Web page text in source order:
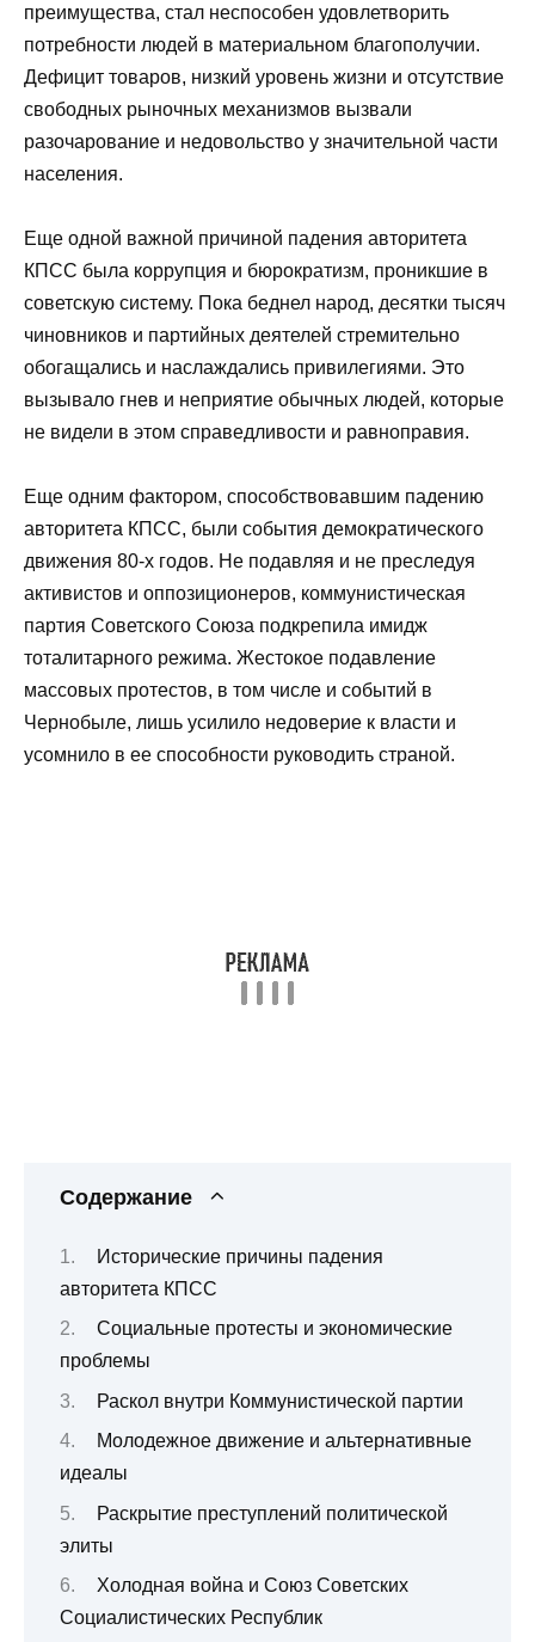
преимущества, стал неспособен удовлетворить
потребности людей в материальном благополучии.
Дефицит товаров, низкий уровень жизни и отсутствие
свободных рыночных механизмов вызвали
разочарование и недовольство у значительной части
населения.
Еще одной важной причиной падения авторитета
КПСС была коррупция и бюрократизм, проникшие в
советскую систему. Пока беднел народ, десятки тысяч
чиновников и партийных деятелей стремительно
обогащались и наслаждались привилегиями. Это
вызывало гнев и неприятие обычных людей, которые
не видели в этом справедливости и равноправия.
Еще одним фактором, способствовавшим падению
авторитета КПСС, были события демократического
движения 80-х годов. Не подавляя и не преследуя
активистов и оппозиционеров, коммунистическая
партия Советского Союза подкрепила имидж
тоталитарного режима. Жестокое подавление
массовых протестов, в том числе и событий в
Чернобыле, лишь усилило недоверие к власти и
усомнило в ее способности руководить страной.
Содержание
Исторические причины падения
авторитета КПСС
Социальные протесты и экономические
проблемы
Раскол внутри Коммунистической партии
Молодежное движение и альтернативные
идеалы
Раскрытие преступлений политической
элиты
Холодная война и Союз Советских
Социалистических Республик